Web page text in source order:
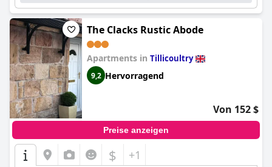
The Clacks Rustic Abode
Apartments in Tillicoultry
9,2 Hervorragend
Von 152 $
Preise anzeigen
$ +1